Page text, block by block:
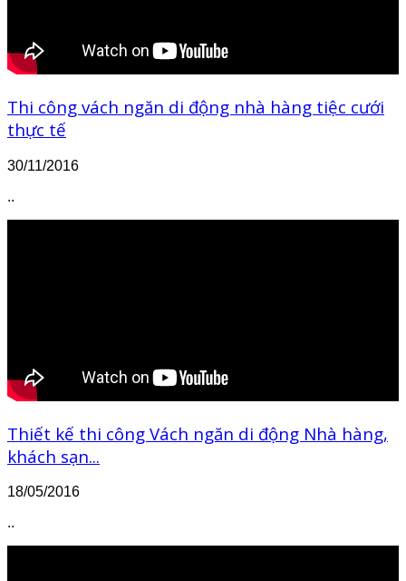
Thi công vách ngăn di động nhà hàng tiệc cưới
thực tế
30/11/2016
..
Thiết kế thi công Vách ngăn di động Nhà hàng,
khách sạn...
18/05/2016
..